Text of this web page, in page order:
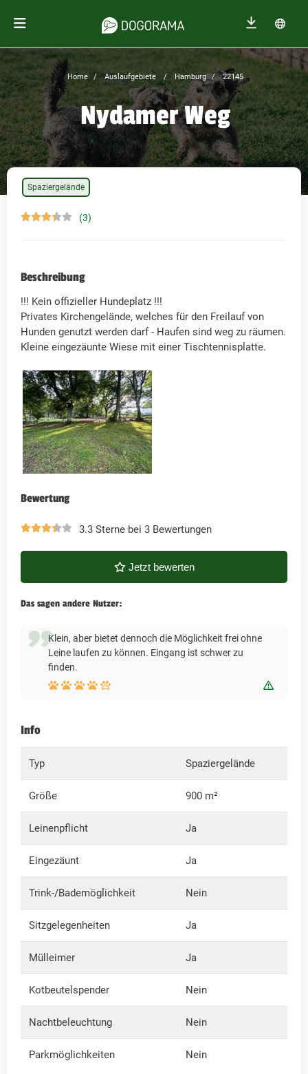
Home Auslaufgebiete Hamburg 22145
Nydamer Weg
(3)
Spaziergelände
Beschreibung
!!! Kein offizieller Hundeplatz !!!
Privates Kirchengelände, welches für den Freilauf von
Hunden genutzt werden darf - Haufen sind weg zu räumen.
Kleine eingezäunte Wiese mit einer Tischtennisplatte.
Bewertung
3.3 Sterne bei 3 Bewertungen
Jetzt bewerten
Das sagen andere Nutzer:
Klein, aber bietet dennoch die Möglichkeit frei ohne
Leine laufen zu können. Eingang ist schwer zu
finden.
Info
Typ Spaziergelände
Größe 900 m²
Leinenpflicht Ja
Eingezäunt Ja
Trink-/Bademöglichkeit Nein
Sitzgelegenheiten Ja
Mülleimer Ja
Kotbeutelspender Nein
Nachtbeleuchtung Nein
Parkmöglichkeiten Nein